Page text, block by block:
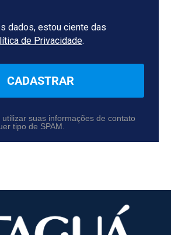
dados, estou ciente das
de Privacidade.
CADASTRAR
suas informações de contato
tipo de SPAM.